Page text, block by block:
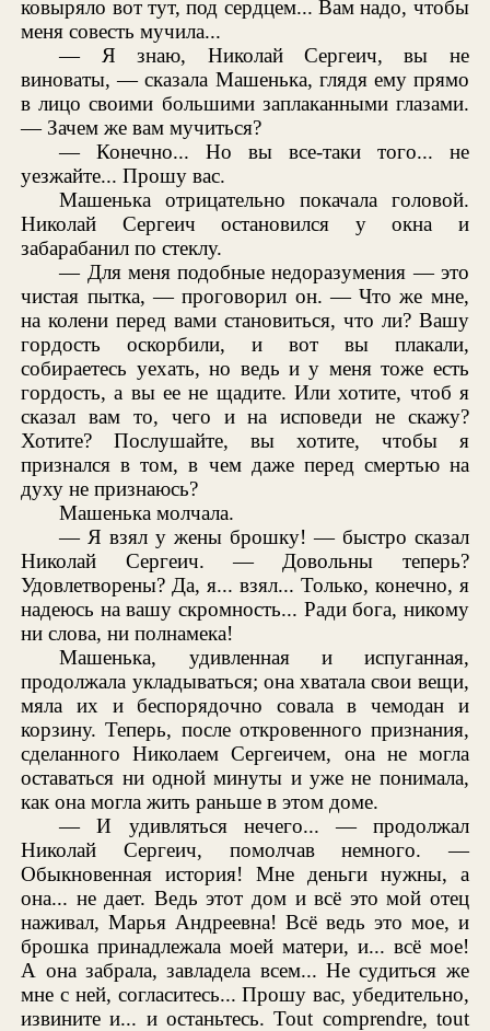
ковыряло вот тут, под сердцем... Вам надо, чтобы
меня совесть мучила...
— Я знаю, Николай Сергеич, вы не
виноваты, — сказала Машенька, глядя ему прямо
в лицо своими большими заплаканными глазами.
— Зачем же вам мучиться?
— Конечно... Но вы все-таки того... не
уезжайте... Прошу вас.
Машенька отрицательно покачала головой.
Николай Сергеич остановился у окна и
забарабанил по стеклу.
— Для меня подобные недоразумения — это
чистая пытка, — проговорил он. — Что же мне,
на колени перед вами становиться, что ли? Вашу
гордость оскорбили, и вот вы плакали,
собираетесь уехать, но ведь и у меня тоже есть
гордость, а вы ее не щадите. Или хотите, чтоб я
сказал вам то, чего и на исповеди не скажу?
Хотите? Послушайте, вы хотите, чтобы я
признался в том, в чем даже перед смертью на
духу не признаюсь?
Машенька молчала.
— Я взял у жены брошку! — быстро сказал
Николай Сергеич. — Довольны теперь?
Удовлетворены? Да, я... взял... Только, конечно, я
надеюсь на вашу скромность... Ради бога, никому
ни слова, ни полнамека!
Машенька, удивленная и испуганная,
продолжала укладываться; она хватала свои вещи,
мяла их и беспорядочно совала в чемодан и
корзину. Теперь, после откровенного признания,
сделанного Николаем Сергеичем, она не могла
оставаться ни одной минуты и уже не понимала,
как она могла жить раньше в этом доме.
— И удивляться нечего... — продолжал
Николай Сергеич, помолчав немного. —
Обыкновенная история! Мне деньги нужны, а
она... не дает. Ведь этот дом и всё это мой отец
наживал, Марья Андреевна! Всё ведь это мое, и
брошка принадлежала моей матери, и... всё мое!
А она забрала, завладела всем... Не судиться же
мне с ней, согласитесь... Прошу вас, убедительно,
извините и... и останьтесь. Tout comprendre, tout